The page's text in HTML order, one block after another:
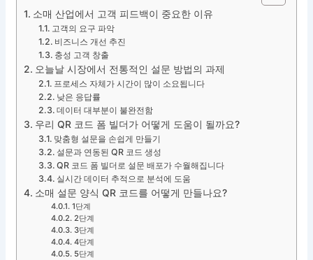
소매 산업에서 고객 피드백이 중요한 이유
고객의 요구 파악
비즈니스 개선 추진
충성 고객 창출
오늘날 시장에서 전통적인 설문 방법의 과제
프로세스 자체가 시간이 많이 소요됩니다
낮은 응답률
데이터 대부분이 불완전함
우리 QR 코드 폼 빌더가 어떻게 도움이 될까요?
맞춤형 설문을 손쉽게 만들기
설문과 연동된 QR 코드 생성
QR 코드 폼 빌더로 설문 배포가 수월해집니다
실시간 데이터 추적으로 분석에 도움
소매 설문 양식 QR 코드를 어떻게 만들나요?
1단계
2단계
3단계
4단계
5단계